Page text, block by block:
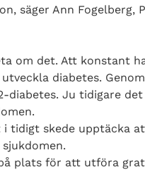
säger Ann Fogelberg,
om det. Att konstant
diabetes.
Ju tidigare
tidigt skede upptäcka
på plats för att utföra